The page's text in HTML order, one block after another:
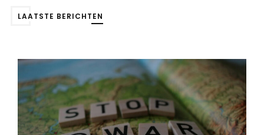
LAATSTE BERICHTEN